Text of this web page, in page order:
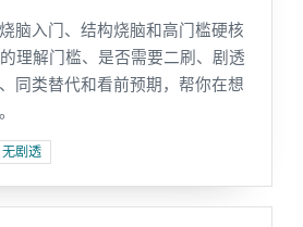
脑入门、结构烧脑和高门槛硬核
理解门槛、是否需要二刷、剧透
同类替代和看前预期，帮你在想
无剧透